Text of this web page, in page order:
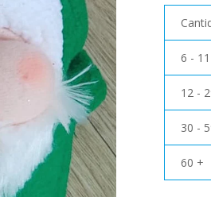
6 - 11
12 -
30 -
60 +